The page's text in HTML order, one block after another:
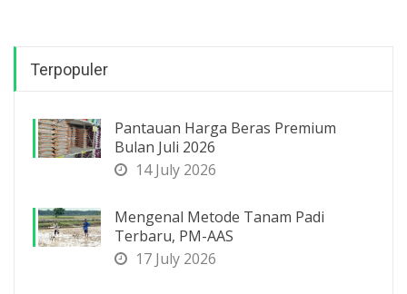
Terpopuler
Pantauan Harga Beras Premium
Bulan Juli 2026
14 July 2026
Mengenal Metode Tanam Padi
Terbaru, PM-AAS
17 July 2026